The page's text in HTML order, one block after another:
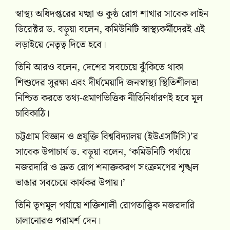
স্বাস্থ্য অধিদপ্তরের যক্ষ্মা ও কুষ্ঠ রোগ শাখার সাবেক লাইন
ডিরেক্টর ড. বড়ুয়া বলেন, কমিউনিটি স্বাস্থ্যকর্মীদেরই এই
লড়াইয়ে নেতৃত্ব দিতে হবে।
তিনি আরও বলেন, দেশের সবচেয়ে ঝুঁকিতে থাকা
শিশুদের সুরক্ষা এবং দীর্ঘমেয়াদি জনস্বাস্থ্য স্থিতিশীলতা
নিশ্চিত করতে তথ্য-প্রমাণভিত্তিক নীতিনির্ধারণই হবে মূল
চাবিকাঠি।
চট্টগ্রাম বিজ্ঞান ও প্রযুক্তি বিশ্ববিদ্যালয় (ইউএসটিসি)’র
সাবেক উপাচার্য ড. বড়ুয়া বলেন, ‘কমিউনিটি পর্যায়ে
নজরদারি ও দ্রুত রোগ শনাক্তকরণ সংক্রমণের শৃঙ্খল
ভাঙার সবচেয়ে কার্যকর উপায়।’
তিনি তৃণমূল পর্যায়ে শক্তিশালী রোগতাত্ত্বিক নজরদারি
চালানোরও পরামর্শ দেন।